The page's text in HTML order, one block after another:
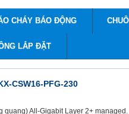
CHÁY BÁO ĐỘNG
LẮP ĐẶT
CSW16-PFG-230
quang) All-Gigabit Layer 2+ managed.